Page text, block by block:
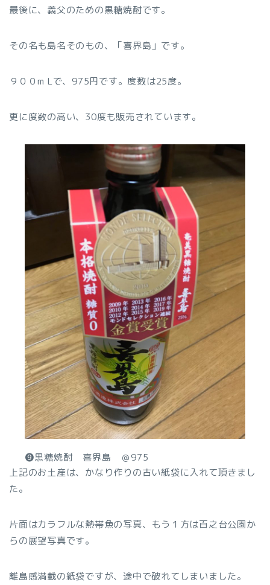
最後に、義父のための黒糖焼酎です。
その名も島名そのもの、「喜界島」です。
９００m Lで、975円です。度数は25度。
更に度数の高い、30度も販売されています。
❾黒糖焼酎 喜界島 ＠975
上記のお土産は、かなり作りの古い紙袋に入れて頂きまし
た。
片面はカラフルな熱帯魚の写真、もう１方は百之台公園か
らの展望写真です。
離島感満載の紙袋ですが、途中で破れてしまいました。